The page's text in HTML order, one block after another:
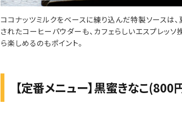
ココナッツミルクをベースに練り込んだ特製ソースは
されたコーヒーパウダーも、カフェらしいエスプレッ
ら楽しめるのもポイント。
【定番メニュー】黒蜜きなこ(800